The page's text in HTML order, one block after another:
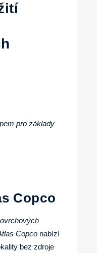
pro základy
Copco
Copco nabízí
bez zdroje